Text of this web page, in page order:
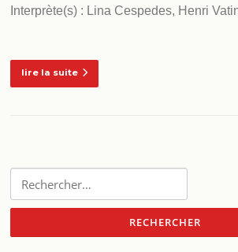
Interprète(s) : Lina Cespedes, Henri
lire la suite